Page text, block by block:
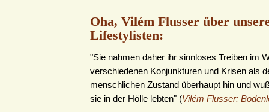
Oha, Vilém Flusser über
Lifestylisten:
"Sie nahmen daher ihr sinnloses Treiben im
verschiedenen Konjunkturen und Krisen als
menschlichen Zustand überhaupt hin und
sie in der Hölle lebten" (Vilém Flusser: